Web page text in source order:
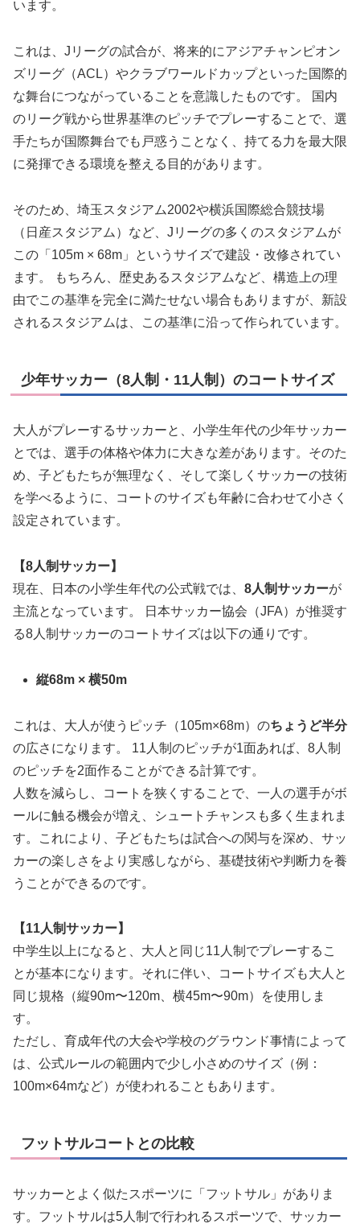
います。
これは、Jリーグの試合が、将来的にアジアチャンピオン
ズリーグ（ACL）やクラブワールドカップといった国際的
な舞台につながっていることを意識したものです。 国内
のリーグ戦から世界基準のピッチでプレーすることで、選
手たちが国際舞台でも戸惑うことなく、持てる力を最大限
に発揮できる環境を整える目的があります。
そのため、埼玉スタジアム2002や横浜国際総合競技場
（日産スタジアム）など、Jリーグの多くのスタジアムが
この「105m × 68m」というサイズで建設・改修されてい
ます。 もちろん、歴史あるスタジアムなど、構造上の理
由でこの基準を完全に満たせない場合もありますが、新設
されるスタジアムは、この基準に沿って作られています。
少年サッカー（8人制・11人制）のコートサイズ
大人がプレーするサッカーと、小学生年代の少年サッカー
とでは、選手の体格や体力に大きな差があります。そのた
め、子どもたちが無理なく、そして楽しくサッカーの技術
を学べるように、コートのサイズも年齢に合わせて小さく
設定されています。
【8人制サッカー】
現在、日本の小学生年代の公式戦では、 8人制サッカーが
主流となっています。 日本サッカー協会（JFA）が推奨す
る8人制サッカーのコートサイズは以下の通りです。
縦68m × 横50m
これは、大人が使うピッチ（105m×68m）のちょうど半分
の広さになります。 11人制のピッチが1面あれば、8人制
のピッチを2面作ることができる計算です。
人数を減らし、コートを狭くすることで、一人の選手がボ
ールに触る機会が増え、シュートチャンスも多く生まれま
す。これにより、子どもたちは試合への関与を深め、サッ
カーの楽しさをより実感しながら、基礎技術や判断力を養
うことができるのです。
【11人制サッカー】
中学生以上になると、大人と同じ11人制でプレーするこ
とが基本になります。それに伴い、コートサイズも大人と
同じ規格（縦90m〜120m、横45m〜90m）を使用しま
す。
ただし、育成年代の大会や学校のグラウンド事情によって
は、公式ルールの範囲内で少し小さめのサイズ（例：
100m×64mなど）が使われることもあります。
フットサルコートとの比較
サッカーとよく似たスポーツに「フットサル」がありま
す。フットサルは5人制で行われるスポーツで、サッカー